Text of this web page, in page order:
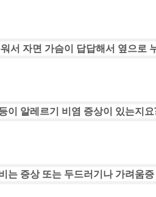
서 자면 가슴이 답답해서 옆으로
이 알레르기 비염 증상이 있는지요
는 증상 또는 두드러기나 가려움